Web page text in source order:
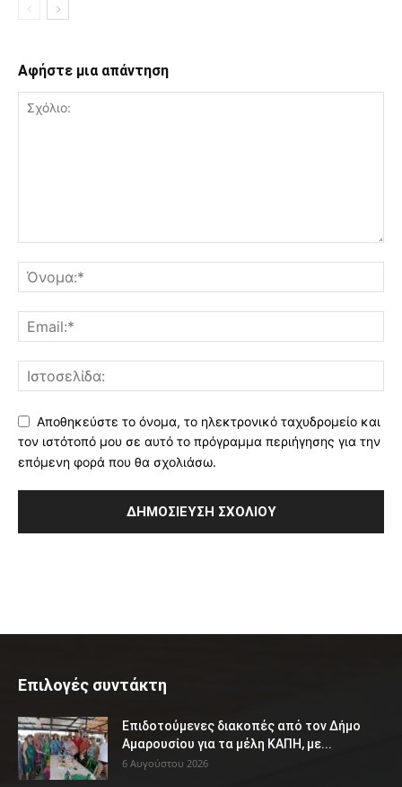
Αφήστε μια απάντηση
Αποθηκεύστε το όνομα, το ηλεκτρονικό ταχυδρομείο και
τον ιστότοπό μου σε αυτό το πρόγραμμα περιήγησης για την
επόμενη φορά που θα σχολιάσω.
Επιλογές συντάκτη
Επιδοτούμενες διακοπές από τον Δήμο
Αμαρουσίου για τα μέλη ΚΑΠΗ, με...
6 Αυγούστου 2026